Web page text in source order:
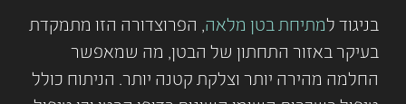
בניגוד למתיחת בטן מלאה, הפרוצדורה הזו מתמקדת
בעיקר באזור התחתון של הבטן, מה שמאפשר
החלמה מהירה יותר וצלקת קטנה יותר. הניתוח כולל